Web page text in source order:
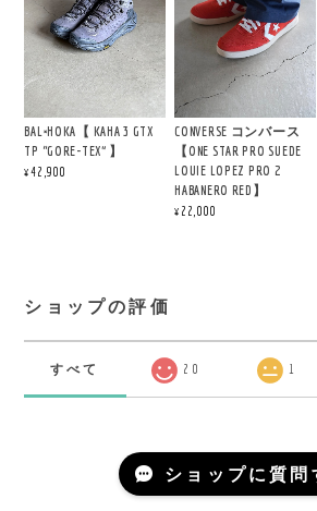
BAL×HOKA【 KAHA 3 GTX
TP “GORE-TEX” 】
¥42,900
CONVERSE コンバース
【ONE STAR PRO SUEDE
LOUIE LOPEZ PRO 2
HABANERO RED】
¥22,000
ショップの評価
すべて 20 1
ショップに質問